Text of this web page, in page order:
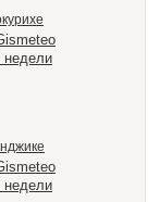
недели
недели